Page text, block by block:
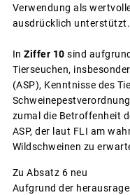
Verwendung als
ausdrücklich unterstützt.
In Ziffer 10 sind
Tierseuchen,
(ASP), Kenntnisse des
zumal die Betroffenheit
ASP, der laut FLI am
Wildschweinen zu
Zu Absatz 6 neu
Aufgrund der